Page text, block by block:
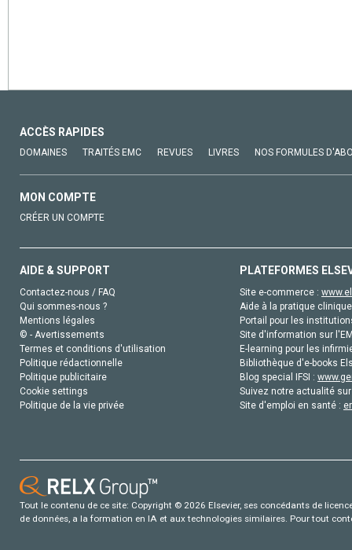
ACCÈS RAPIDES
DOMAINES TRAITÉS EMC REVUES LIVRES NOS FORMULES
MON COMPTE
CRÉER UN COMPTE
AIDE & SUPPORT
Contactez-nous / FAQ
Qui sommes-nous ?
Mentions légales
© - Avertissements
Termes et conditions d'utilisation
Politique rédactionnelle
Politique publicitaire
Cookie settings
Politique de la vie privée
PLATEFORMES
Site e-commerce :
Aide à la pratique
Portail pour les
Site d'information sur
E-learning pour les
Bibliothèque d'e-books
Blog special IFSI :
Suivez notre actualité
Site d'emploi en santé :
Tout le contenu de ce site: Copyright © 2026 Elsevier, ses concédants de
de données, a la formation en IA et aux technologies similaires. Pour tout